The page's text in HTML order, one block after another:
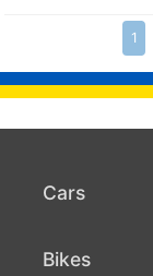
1
Cars
Bikes